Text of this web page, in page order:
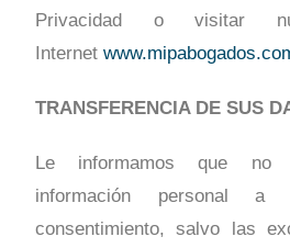
Privacidad o visitar
Internet
TRANSFERENCIA DE SUS
Le informamos que no
información personal
consentimiento, salvo las